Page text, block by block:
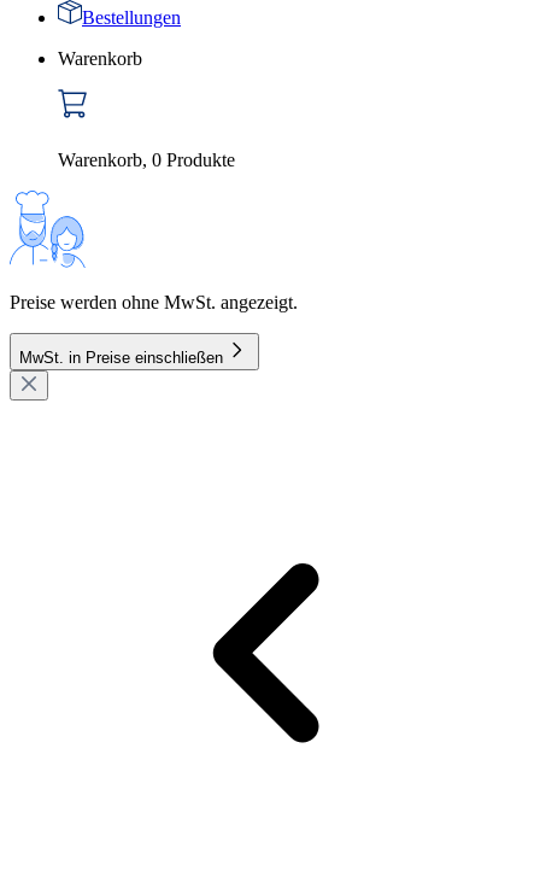
Bestellungen
Warenkorb
Warenkorb, 0 Produkte
Preise werden ohne MwSt. angezeigt.
MwSt. in Preise einschließen